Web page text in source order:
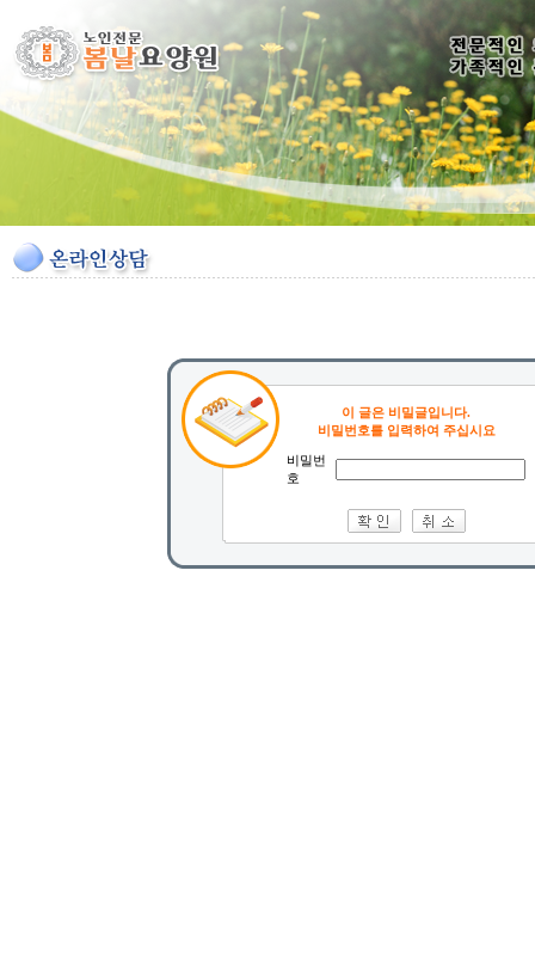
이 글은 비밀글입니다.
비밀번호를 입력하여 주십시요
비밀번
호